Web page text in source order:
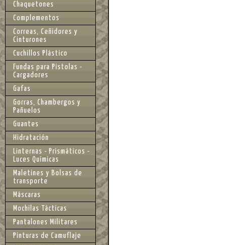
Chaquetones
Complementos
Correas, Ceñidores y
Cinturones
Cuchillos Plástico
Fundas para Pistolas -
Cargadores
Gafas
Gorras, Chambergos y
Pañuelos
Guantes
Hidratación
Linternas - Prismáticos -
Luces Químicas
Maletines y Bolsas de
transporte
Máscaras
Mochilas Tácticas
Pantalones Militares
Pinturas de Camuflaje